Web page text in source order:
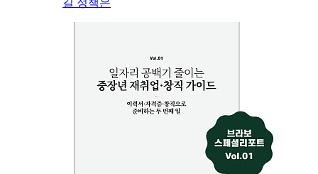
길 정책은